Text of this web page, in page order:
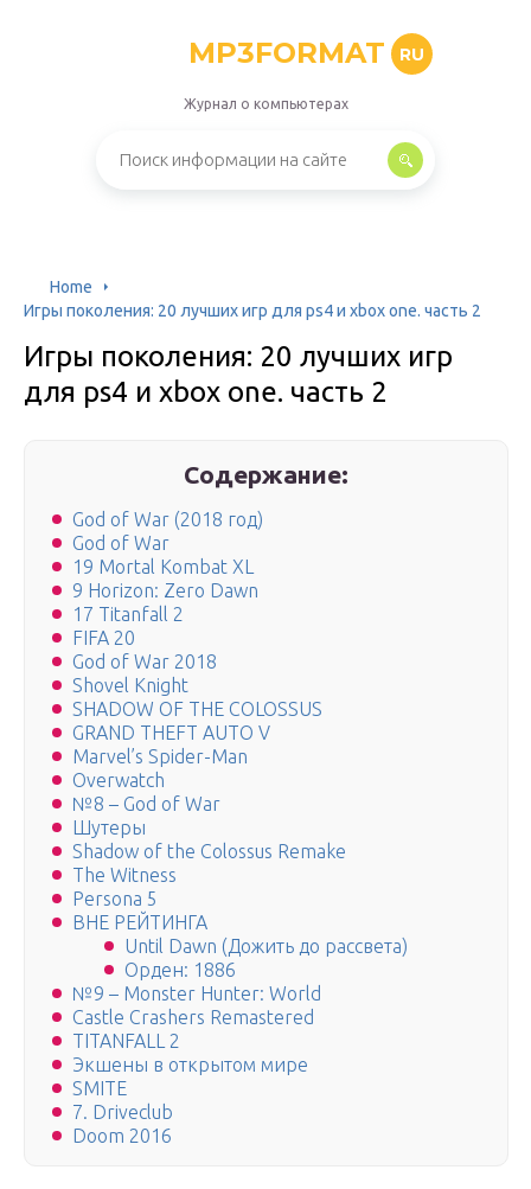
MP3FORMAT RU
Журнал о компьютерах
Home
Игры поколения: 20 лучших игр для ps4 и xbox one. часть 2
Игры поколения: 20 лучших игр
для ps4 и xbox one. часть 2
Содержание:
God of War (2018 год)
God of War
19 Mortal Kombat XL
9 Horizon: Zero Dawn
17 Titanfall 2
FIFA 20
God of War 2018
Shovel Knight
SHADOW OF THE COLOSSUS
GRAND THEFT AUTO V
Marvel’s Spider-Man
Overwatch
№8 – God of War
Шутеры
Shadow of the Colossus Remake
The Witness
Persona 5
ВНЕ РЕЙТИНГА
Until Dawn (Дожить до рассвета)
Орден: 1886
№9 – Monster Hunter: World
Castle Crashers Remastered
TITANFALL 2
Экшены в открытом мире
SMITE
7. Driveclub
Doom 2016